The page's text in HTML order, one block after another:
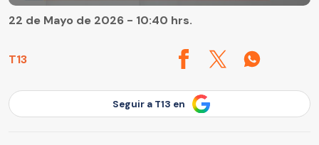
T13
22 de Mayo de 2026 - 10:40 hrs.
Seguir a T13 en